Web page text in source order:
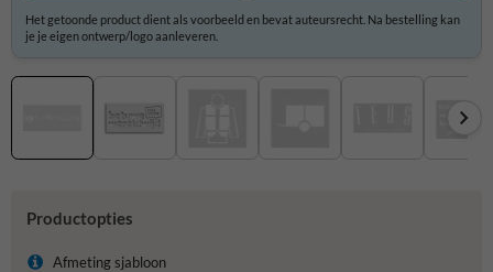
Het getoonde product dient als voorbeeld en bevat auteursrecht. Na bestelling kan
je je eigen ontwerp/logo aanleveren.
Productopties
Afmeting sjabloon